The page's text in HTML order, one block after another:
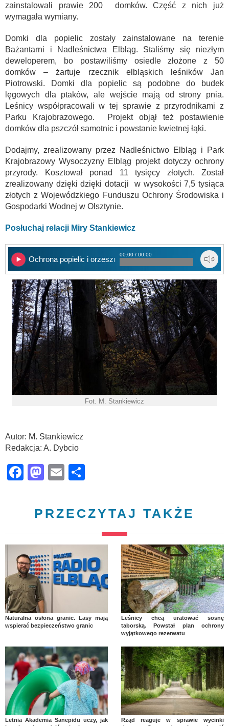
zainstalowali prawie 200 domków. Część z nich już
wymagała wymiany.
Domki dla popielic zostały zainstalowane na terenie
Bażantarni i Nadleśnictwa Elbląg. Staliśmy się niezłym
deweloperem, bo postawiliśmy osiedle złożone z 50
domków – żartuje rzecznik elbląskich leśników Jan
Piotrowski. Domki dla popielic są podobne do budek
lęgowych dla ptaków, ale wejście mają od strony pnia.
Leśnicy współpracowali w tej sprawie z przyrodnikami z
Parku Krajobrazowego. Projekt objął też postawienie
domków dla pszczół samotnic i powstanie kwietnej łąki.
Dodajmy, zrealizowany przez Nadleśnictwo Elbląg i Park
Krajobrazowy Wysoczyzny Elbląg projekt dotyczy ochrony
przyrody. Kosztował ponad 11 tysięcy złotych. Został
zrealizowany dzięki dzięki dotacji w wysokości 7,5 tysiąca
złotych z Wojewódzkiego Funduszu Ochrony Środowiska i
Gospodarki Wodnej w Olsztynie.
Posłuchaj relacji Miry Stankiewicz
Ochrona popielic i orzesznic w elbląskich lasach
00:00 / 00:00
Fot. M. Stankiewicz
Autor: M. Stankiewicz
Redakcja: A. Dybcio
Facebook
Mastodon
Email
PRZECZYTAJ TAKŻE
Naturalna osłona granic. Lasy mają
wspierać bezpieczeństwo granic
Leśnicy chcą uratować sosnę
taborską. Powstał plan ochrony
wyjątkowego rezerwatu
Letnia Akademia Sanepidu uczy, jak
Rząd reaguje w sprawie wycinki